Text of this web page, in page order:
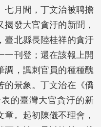
七月間，丁文治被聘擔
發大官貪汙的新聞，
臺北縣長陸桂祥的貪汙
一刊登；還在該報上開
調，諷刺官員的種種醜
的景象。丁文治在《僑
的臺灣大官貪汙的新
。起初陳儀不理會，